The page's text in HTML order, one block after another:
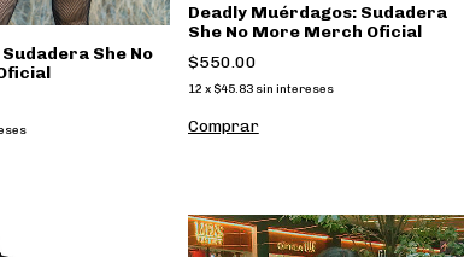
Sudadera She No
Deadly Muérdagos: Sudadera
She No More Merch Oficial
$550.00
12 x $45.83 sin intereses
Comprar